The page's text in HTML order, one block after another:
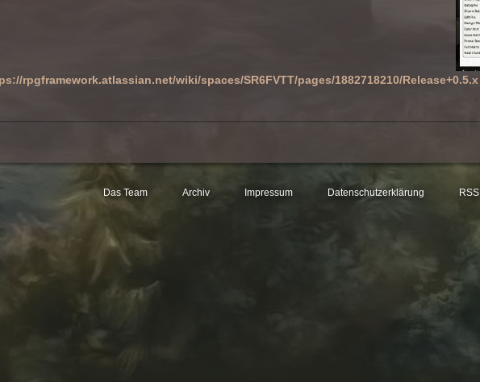
rpgframework.atlassian.net/wiki/spaces/SR6FVTT/pages/1882718210/Release+0.5.x
Das Team Archiv Impressum Datenschutzerklärung RSS